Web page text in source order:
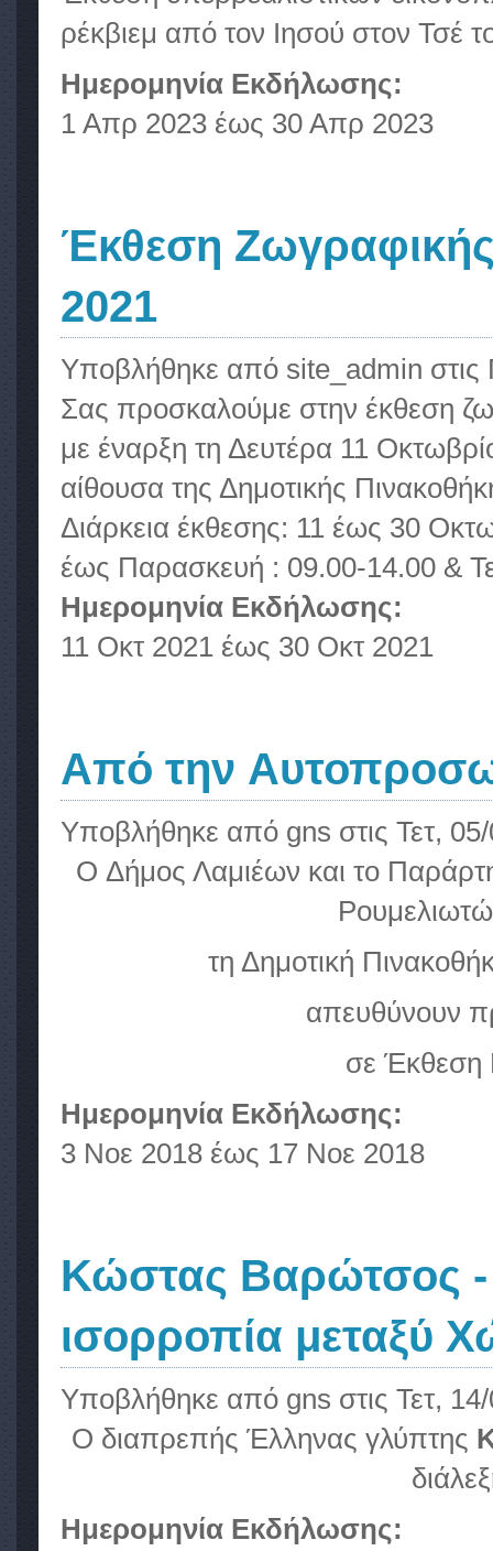
ρέκβιεμ από τον Ιησού στον Τσέ
Ημερομηνία Εκδήλωσης:
1 Απρ 2023 έως 30 Απρ 2023
Έκθεση
2021
Υποβλήθηκε από site_admin
Σας προσκαλούμε στην έκθεση
με έναρξη τη Δευτέρα 11
αίθουσα της Δημοτικής
Διάρκεια έκθεσης: 11 έως 30
έως Παρασκευή : 09.00-14.00 &
Ημερομηνία Εκδήλωσης:
11 Οκτ 2021 έως 30 Οκτ 2021
Από την
Υποβλήθηκε από gns στις Τετ,
O Δήμος Λαμιέων και το
τη Δημοτική
απευθύνουν
σε Έκθεση
Ημερομηνία Εκδήλωσης:
3 Νοε 2018 έως 17 Νοε 2018
Κώστας Βαρώτσος -
ισορροπία μεταξύ
Υποβλήθηκε από gns στις Τετ,
Ο διαπρεπής Έλληνας γλύπτης
Ημερομηνία Εκδήλωσης: